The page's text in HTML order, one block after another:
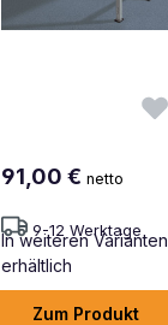
91,00 €netto
9-12 Werktage
In weiteren Varianten
erhältlich
Zum Produkt